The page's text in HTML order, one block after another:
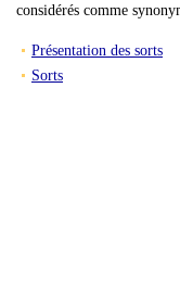
considérés comme
Présentation des sorts
Sorts